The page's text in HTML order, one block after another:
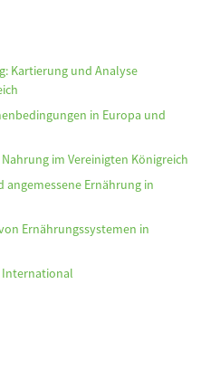
Kartierung und Analyse
in Europa und
im Vereinigten Königreich
Ernährung in
Ernährungssystemen in
International